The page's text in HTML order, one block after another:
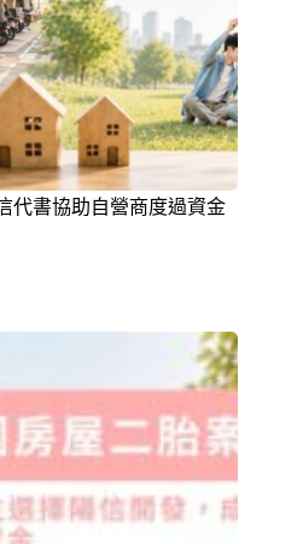
代書協助自營商度過資金